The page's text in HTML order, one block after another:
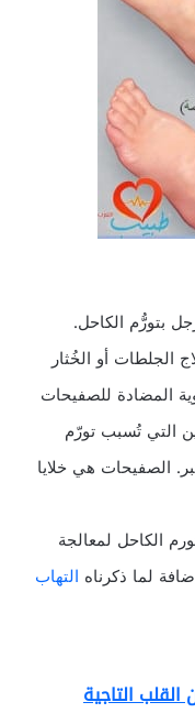
بتورُّم الكاحل.
الجلطات أو الخُثار
المضادة للصفيحات
التي تُسبب تورّم
الصفيحات هي خلايا
الكاحل لمعالجة
لما ذكرناه التهاب
التاجية